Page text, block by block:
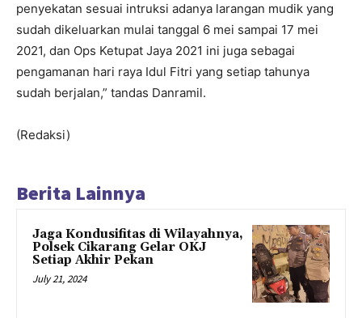
penyekatan sesuai intruksi adanya larangan mudik yang
sudah dikeluarkan mulai tanggal 6 mei sampai 17 mei
2021, dan Ops Ketupat Jaya 2021 ini juga sebagai
pengamanan hari raya Idul Fitri yang setiap tahunya
sudah berjalan,” tandas Danramil.
(Redaksi)
Berita Lainnya
Jaga Kondusifitas di Wilayahnya,
Polsek Cikarang Gelar OKJ
Setiap Akhir Pekan
July 21, 2024